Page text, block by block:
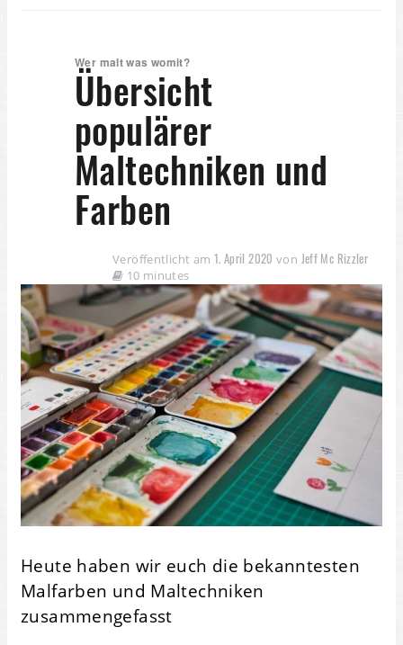
Wer malt was womit?
Übersicht
populärer
Maltechniken und
Farben
Veröffentlicht am 1. April 2020 von Jeff Mc Rizzler
10 minutes
Heute haben wir euch die bekanntesten
Malfarben und Maltechniken
zusammengefasst